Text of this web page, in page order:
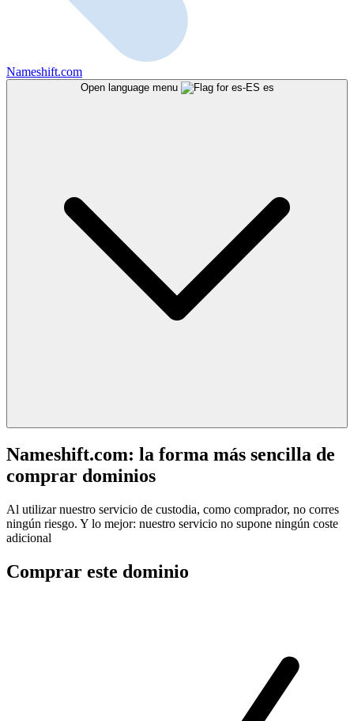
Nameshift.com
Open language menu es
Nameshift.com: la forma más sencilla de
comprar dominios
Al utilizar nuestro servicio de custodia, como comprador, no corres
ningún riesgo. Y lo mejor: nuestro servicio no supone ningún coste
adicional
Comprar este dominio